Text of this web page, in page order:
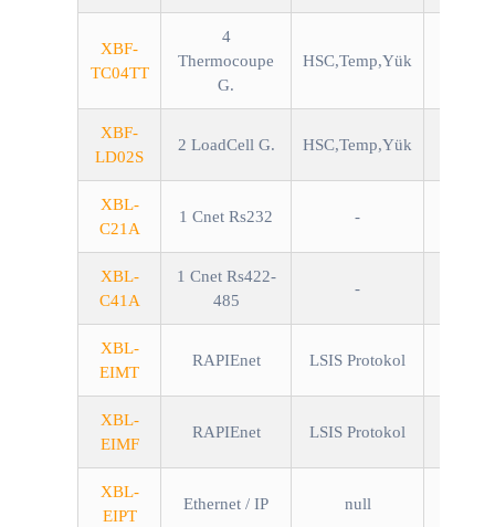
XBF-
TC04TT
4
Thermocoupe
G.
HSC,Temp,Yük
XBF-
LD02S
2 LoadCell G. HSC,Temp,Yük
XBL-
C21A
1 Cnet Rs232 -
XBL-
C41A
1 Cnet Rs422-
485
-
XBL-
EIMT
RAPIEnet LSIS Protokol
XBL-
EIMF
RAPIEnet LSIS Protokol
XBL-
EIPT
Ethernet / IP null